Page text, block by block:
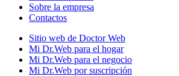
Sobre la empresa
Contactos
Sitio web de Doctor Web
Mi Dr.Web para el hogar
Mi Dr.Web para el negocio
Mi Dr.Web por suscripción